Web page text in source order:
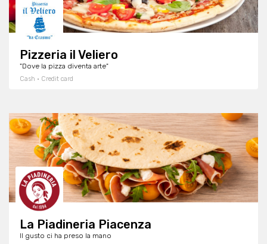
Pizzeria il Veliero
"Dove la pizza diventa arte"
Cash · Credit card
La Piadineria Piacenza
Il gusto ci ha preso la mano